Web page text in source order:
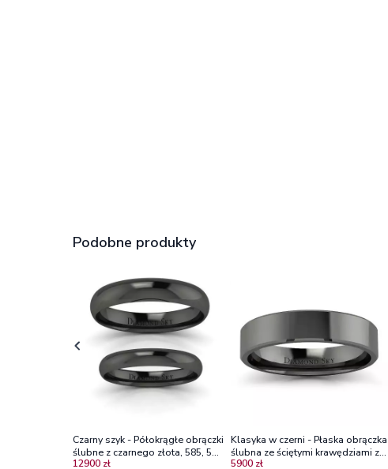
Podobne produkty
Czarny szyk - Półokrągłe obrączki
ślubne z czarnego złota, 585, 5
mm
12900 zł
Klasyka w czerni - Płaska obrączka
ślubna ze ściętymi krawędziami z
czarnego złota, 4.0 mm
5900 zł